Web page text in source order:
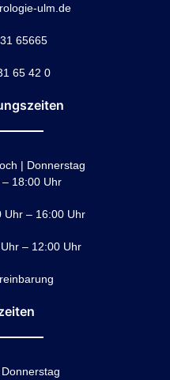
ulm.de
65665
65 42 0
| Donnerstag
18:00 Uhr
Uhr – 16:00 Uhr
– 12:00 Uhr